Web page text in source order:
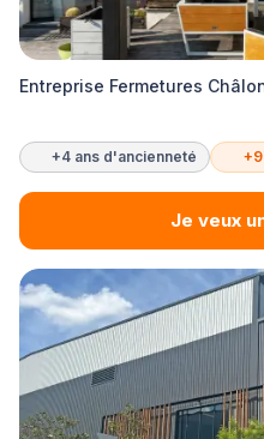
Entreprise Fermetures
+4 ans d'ancienneté
Je veux